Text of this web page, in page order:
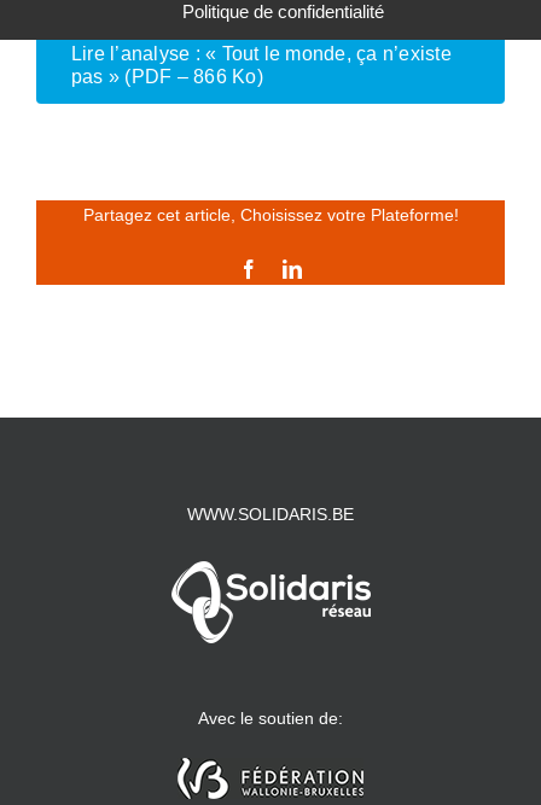
Lire l’analyse : « Tout le monde, ça n’existe
pas » (PDF – 866 Ko)
Partagez cet article, Choisissez votre Plateforme!
FacebookLinkedIn
WWW.SOLIDARIS.BE
Avec le soutien de:
Politique de confidentialité